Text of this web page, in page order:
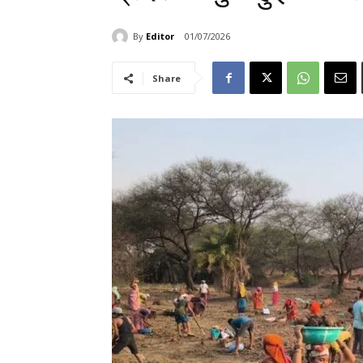
By Editor 01/07/2026
Share